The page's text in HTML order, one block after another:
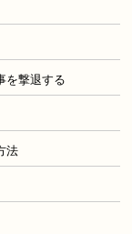
を撃退する
法